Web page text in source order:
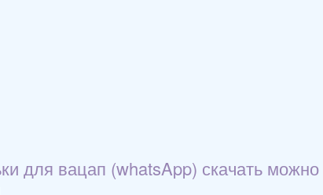
для вацап (whatsApp) скачать можно